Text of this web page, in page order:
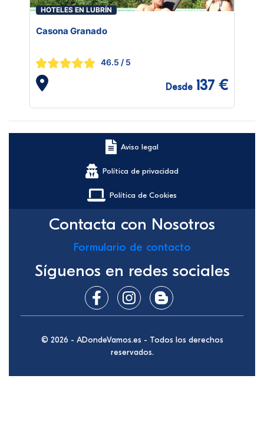
HOTELES EN LUBRÍN
Casona Granado
46.5 / 5
Desde 137 €
Aviso legal
Política de privacidad
Política de Cookies
Contacta con Nosotros
Formulario de contacto
Síguenos en redes sociales
© 2026 - ADondeVamos.es - Todos los derechos
reservados.